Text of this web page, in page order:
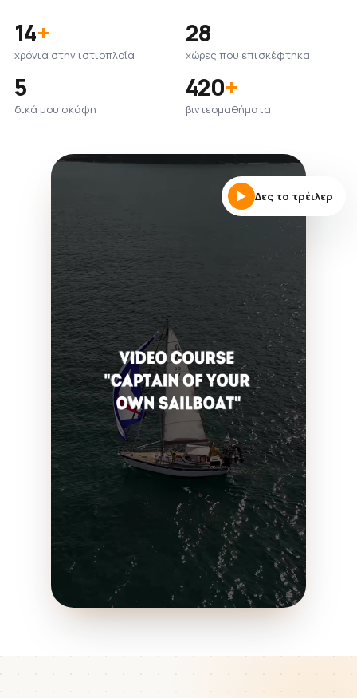
14+
χρόνια στην ιστιοπλοΐα
28
χώρες που επισκέφτηκα
5
δικά μου σκάφη
420+
βιντεομαθήματα
Δες το τρέιλερ